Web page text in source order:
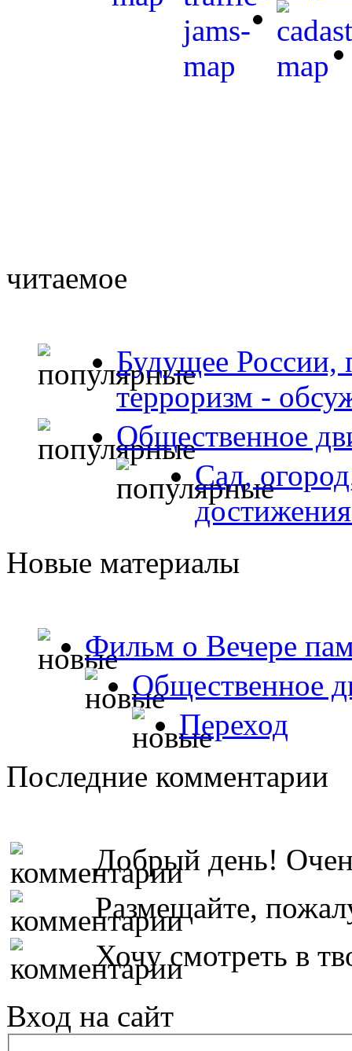
читаемое
Будущее России,
терроризм -
Общественное
Сад,
Новые материалы
Фильм о Вечере
Общественное
Переход
Последние комментарии
Добрый день!
Размещайте,
Хочу смотреть в
Вход на сайт